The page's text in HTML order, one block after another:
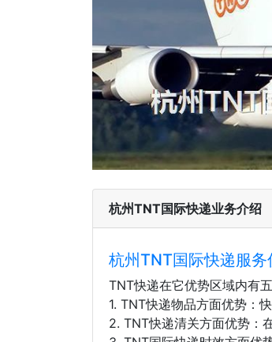
杭州TNT国际快递业务介绍
杭州TNT国际快递服务
TNT快递在它优势区域内有
1. TNT快递物品方面优势：
2. TNT快递清关方面优势：